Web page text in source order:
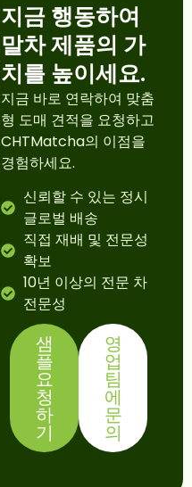
지금 행동하여
말차 제품의 가
치를 높이세요.
지금 바로 연락하여 맞춤
형 도매 견적을 요청하고
CHTMatcha의 이점을
경험하세요.
신뢰할 수 있는 정시
글로벌 배송
직접 재배 및 전문성
확보
10년 이상의 전문 차
전문성
샘
플
요
청
하
기
영
업
팀
에
문
의